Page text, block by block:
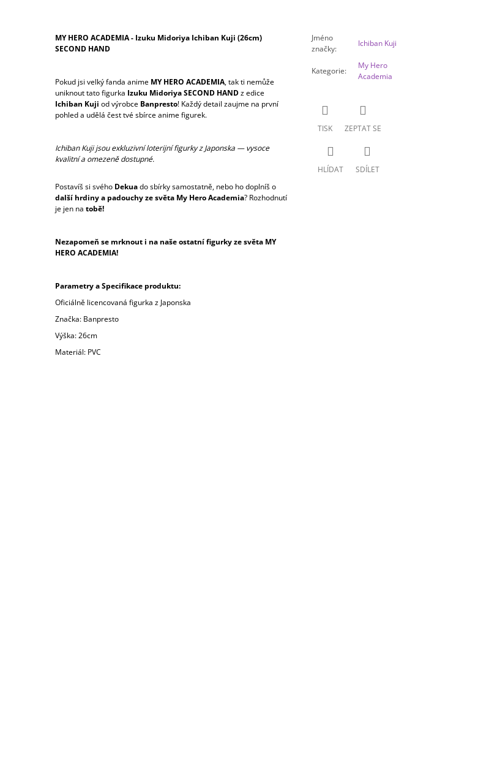
MY HERO ACADEMIA - Izuku Midoriya Ichiban Kuji (26cm)
SECOND HAND
Pokud jsi velký fanda anime MY HERO ACADEMIA, tak ti nemůže
uniknout tato figurka Izuku Midoriya SECOND HANDz edice
Ichiban Kuji od výrobce Banpresto! Každý detail zaujme na první
pohled a udělá čest tvé sbírce anime figurek.
Ichiban Kuji jsou exkluzivní loterijní figurky z Japonska — vysoce
kvalitní a omezeně dostupné.
Postavíš si svého Dekuado sbírky samostatně, nebo ho doplníš o
další hrdiny a padouchy ze světa My Hero Academia? Rozhodnutí
je jen na tobě!
Nezapomeň se mrknout i na naše ostatní figurky ze světa MY
HERO ACADEMIA!
Parametry a Specifikace produktu:
Oficiálně licencovaná figurka z Japonska
Značka: Banpresto
Výška: 26cm
Materiál: PVC
Jméno
značky:
Ichiban Kuji
Kategorie:
My Hero
Academia
TISK ZEPTAT SE
HLÍDAT SDÍLET